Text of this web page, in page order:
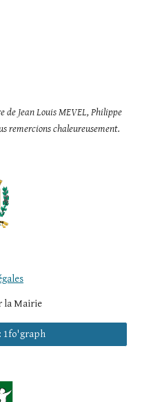
de Jean Louis MEVEL, Philippe
remercions chaleureusement.
la Mairie
1fo'graph